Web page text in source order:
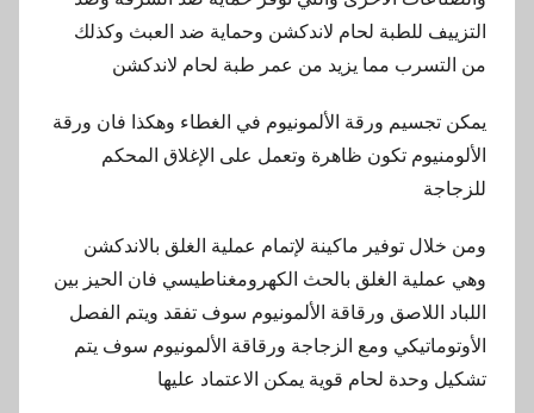
التزييف للطبة لحام لاندكشن وحماية ضد العبث وكذلك
من التسرب مما يزيد من عمر طبة لحام لاندكشن
يمكن تجسيم ورقة الألمونيوم في الغطاء وهكذا فان ورقة
الألومنيوم تكون ظاهرة وتعمل على الإغلاق المحكم
للزجاجة
ومن خلال توفير ماكينة لإتمام عملية الغلق بالاندكشن
وهي عملية الغلق بالحث الكهرومغناطيسي فان الحيز بين
اللباد اللاصق ورقاقة الألمونيوم سوف تفقد ويتم الفصل
الأوتوماتيكي ومع الزجاجة ورقاقة الألمونيوم سوف يتم
تشكيل وحدة لحام قوية يمكن الاعتماد عليها